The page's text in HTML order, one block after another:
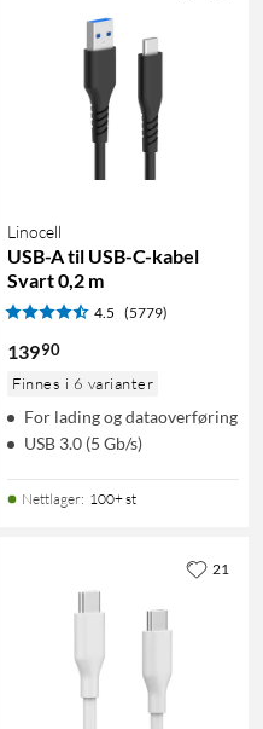
Linocell
USB-A til USB-C-kabel
Svart 0,2 m
4.5 (5779)
13990
Finnes i 6 varianter
For lading og dataoverføring
USB 3.0 (5 Gb/s)
Nettlager: 100+ st
21